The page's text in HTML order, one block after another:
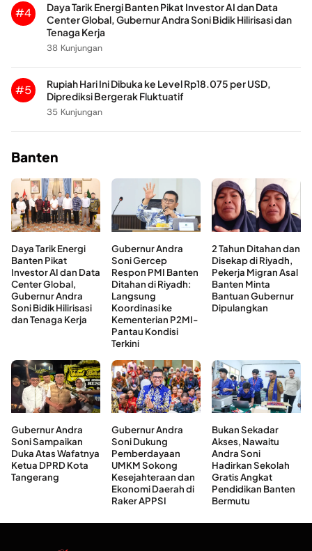
#4
Daya Tarik Energi Banten Pikat Investor AI dan Data
Center Global, Gubernur Andra Soni Bidik Hilirisasi dan
Tenaga Kerja
38 Kunjungan
#5
Rupiah Hari Ini Dibuka ke Level Rp18.075 per USD,
Diprediksi Bergerak Fluktuatif
35 Kunjungan
Banten
Daya Tarik Energi
Banten Pikat
Investor AI dan Data
Center Global,
Gubernur Andra
Soni Bidik Hilirisasi
dan Tenaga Kerja
Gubernur Andra
Soni Gercep
Respon PMI Banten
Ditahan di Riyadh:
Langsung
Koordinasi ke
Kementerian P2MI-
Pantau Kondisi
Terkini
2 Tahun Ditahan dan
Disekap di Riyadh,
Pekerja Migran Asal
Banten Minta
Bantuan Gubernur
Dipulangkan
Gubernur Andra
Soni Sampaikan
Duka Atas Wafatnya
Ketua DPRD Kota
Tangerang
Gubernur Andra
Soni Dukung
Pemberdayaan
UMKM Sokong
Kesejahteraan dan
Ekonomi Daerah di
Raker APPSI
Bukan Sekadar
Akses, Nawaitu
Andra Soni
Hadirkan Sekolah
Gratis Angkat
Pendidikan Banten
Bermutu